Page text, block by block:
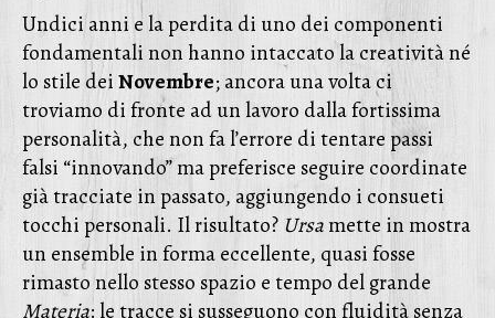
Undici anni e la perdita di uno dei componenti
fondamentali non hanno intaccato la creatività né
lo stile deiNovembre; ancora una volta ci
troviamo di fronte ad un lavoro dalla fortissima
personalità, che non fa l’errore di tentare passi
falsi “innovando” ma preferisce seguire coordinate
già tracciate in passato, aggiungendo i consueti
tocchi personali. Il risultato? Ursamette in mostra
un ensemble in forma eccellente, quasi fosse
rimasto nello stesso spazio e tempo del grande
Materia: le tracce si susseguono con fluidità senza